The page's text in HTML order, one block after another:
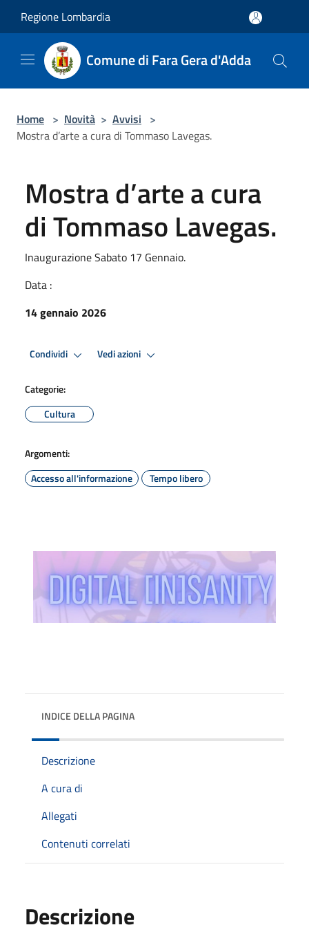
Regione Lombardia
Comune di Fara Gera d'Adda
Home > Novità > Avvisi >
Mostra d’arte a cura di Tommaso Lavegas.
Mostra d’arte a cura
di Tommaso Lavegas.
Inaugurazione Sabato 17 Gennaio.
Data :
14 gennaio 2026
Condividi Vedi azioni
Categorie:
Cultura
Argomenti:
Accesso all'informazione
Tempo libero
INDICE DELLA PAGINA
Descrizione
A cura di
Allegati
Contenuti correlati
Descrizione